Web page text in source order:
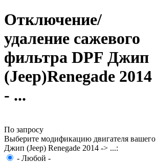
Отключение/
удаление сажевого
фильтра DPF Джип
(Jeep)Renegade 2014
- ...
По запросу
Выберите модификацию двигателя вашего
Джип (Jeep) Renegade 2014 -> ...:
- Любой -